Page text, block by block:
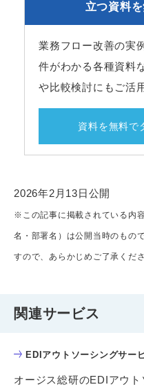
立つ資料
業務フロー改善の実
件がわかる各種資料
や比較検討にもご活
資料を無料で
2026年2月13日公開
※この記事に掲載されている内
名・部署名）は公開当時のもの
すので、あらかじめご了承くださ
関連サービス
EDIアウトソーシングサー
オージス総研のEDIアウ